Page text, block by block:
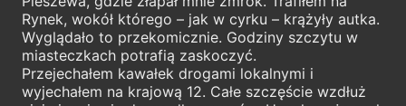
Rynek, wokół którego – jak w cyrku – krążyły autka.
Wyglądało to przekomicznie. Godziny szczytu w
miasteczkach potrafią zaskoczyć.
Przejechałem kawałek drogami lokalnymi i
wyjechałem na krajową 12. Całe szczęście wzdłuż